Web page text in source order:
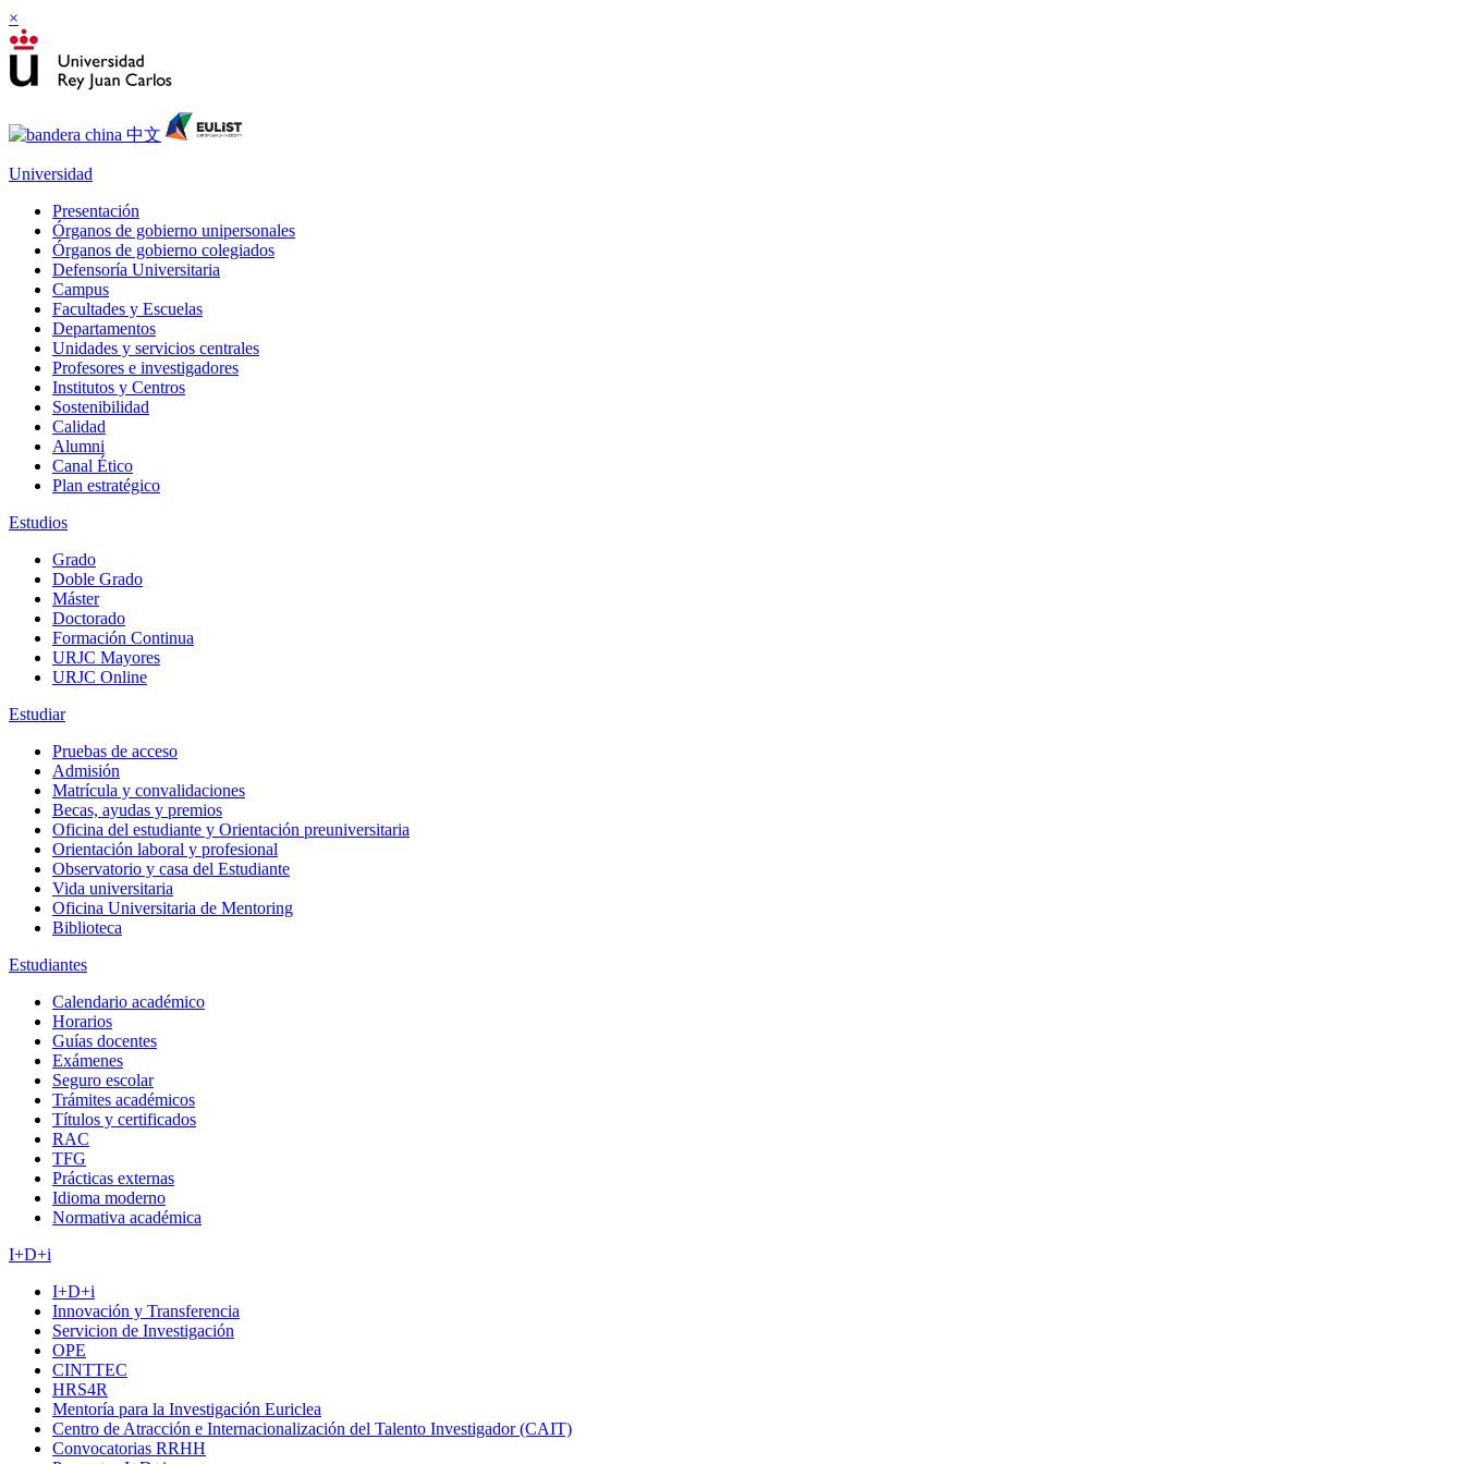
×
Universidad
Presentación
Órganos de gobierno unipersonales
Órganos de gobierno colegiados
Defensoría Universitaria
Campus
Facultades y Escuelas
Departamentos
Unidades y servicios centrales
Profesores e investigadores
Institutos y Centros
Sostenibilidad
Calidad
Alumni
Canal Ético
Plan estratégico
Estudios
Grado
Doble Grado
Máster
Doctorado
Formación Continua
URJC Mayores
URJC Online
Estudiar
Pruebas de acceso
Admisión
Matrícula y convalidaciones
Becas, ayudas y premios
Oficina del estudiante y Orientación preuniversitaria
Orientación laboral y profesional
Observatorio y casa del Estudiante
Vida universitaria
Oficina Universitaria de Mentoring
Biblioteca
Estudiantes
Calendario académico
Horarios
Guías docentes
Exámenes
Seguro escolar
Trámites académicos
Títulos y certificados
RAC
TFG
Prácticas externas
Idioma moderno
Normativa académica
I+D+i
I+D+i
Innovación y Transferencia
Servicion de Investigación
OPE
CINTTEC
HRS4R
Mentoría para la Investigación Euriclea
Centro de Atracción e Internacionalización del Talento Investigador (CAIT)
Convocatorias RRHH